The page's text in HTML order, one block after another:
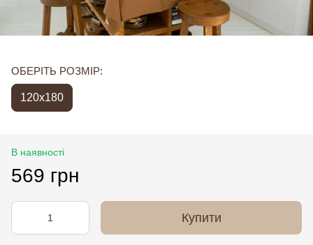
ОБЕРІТЬ РОЗМІР:
120х180
В наявності
569 грн
Купити